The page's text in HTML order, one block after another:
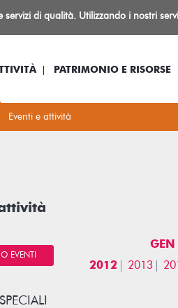
Log-in
PATRIMONIO E RISORSE
Eventi e attività
GEN
2012
2013
EVENTI
servizi di qualità. Utilizzando i nostri